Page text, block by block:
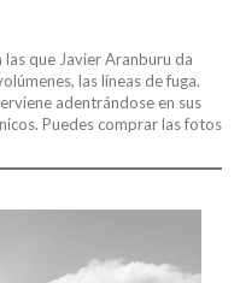
que Javier Aranburu da
las líneas de fuga.
adentrándose en sus
Puedes comprar las fotos